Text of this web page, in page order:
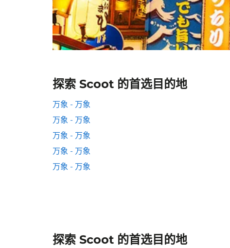
探索 Scoot 的首选目的地
万象 - 万象
万象 - 万象
万象 - 万象
万象 - 万象
万象 - 万象
探索 Scoot 的首选目的地